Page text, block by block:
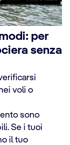
per
senza
voli o
sono
Se i tuoi
il tuo